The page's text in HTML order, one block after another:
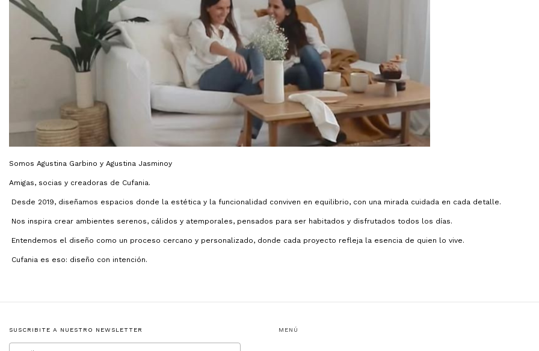
Somos Agustina Garbino y Agustina Jasminoy
Amigas, socias y creadoras de Cufania.
Desde 2019, diseñamos espacios donde la estética y la funcionalidad conviven en equilibrio, con una mirada cuidada en cada detalle.
Nos inspira crear ambientes serenos, cálidos y atemporales, pensados para ser habitados y disfrutados todos los días.
Entendemos el diseño como un proceso cercano y personalizado, donde cada proyecto refleja la esencia de quien lo vive.
Cufania es eso: diseño con intención.
SUSCRIBITE A NUESTRO NEWSLETTER MENÚ